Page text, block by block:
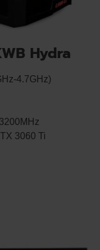
Hydra
4.7GHz)
3060 Ti